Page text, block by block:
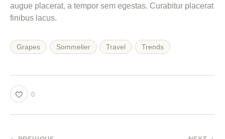
augue placerat, a tempor sem egestas. Curabitur placerat
finibus lacus.
Grapes Sommelier Travel Trends
0